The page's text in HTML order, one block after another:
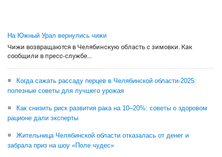
На Южный Урал вернулись чижи
Чижи возвращаются в Челябинскую область с зимовки. Как
сообщили в пресс-службе...
Когда сажать рассаду перцев в Челябинской области-2025:
полезные советы для лучшего урожая
Как снизить риск развития рака на 10–20%: советы о здоровом
рационе дали эксперты
Жительница Челябинской области отказалась от денег и
забрала приз на шоу «Поле чудес»